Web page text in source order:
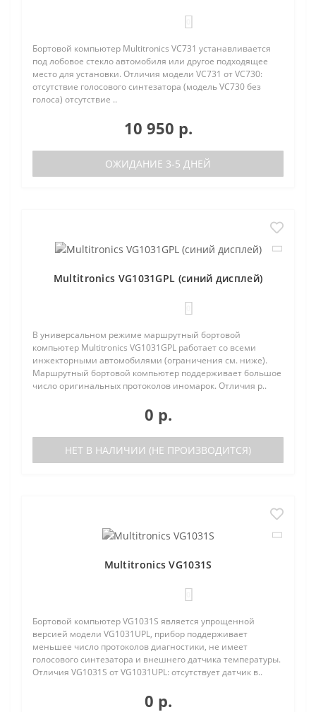
Бортовой компьютер Multitronics VC731 устанавливается
под лобовое стекло автомобиля или другое подходящее
место для установки. Отличия модели VC731 от VC730:
отсутствие голосового синтезатора (модель VC730 без
голоса) отсутствие ..
10 950 р.
ОЖИДАНИЕ 3-5 ДНЕЙ
Multitronics VG1031GPL (синий дисплей)
В универсальном режиме маршрутный бортовой
компьютер Multitronics VG1031GPL работает со всеми
инжекторными автомобилями (ограничения см. ниже).
Маршрутный бортовой компьютер поддерживает большое
число оригинальных протоколов иномарок. Отличия р..
0 р.
НЕТ В НАЛИЧИИ (НЕ ПРОИЗВОДИТСЯ)
Multitronics VG1031S
Бортовой компьютер VG1031S является упрощенной
версией модели VG1031UPL, прибор поддерживает
меньшее число протоколов диагностики, не имеет
голосового синтезатора и внешнего датчика температуры.
Отличия VG1031S от VG1031UPL: отсутствует датчик в..
0 р.